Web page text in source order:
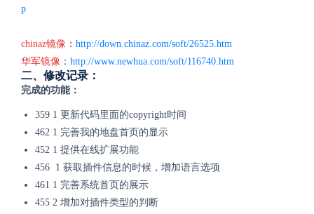
p
chinaz镜像 ： http://down.chinaz.com/soft/26525.htm
华军镜像 ： http://www.newhua.com/soft/116740.htm
二、修改记录：
完成的功能：
359 1 更新代码里面的copyright时间
462 1 完善我的地盘首页的显示
452 1 提供在线扩展功能
456 1 获取插件信息的时候，增加语言选项
461 1 完善系统首页的展示
455 2 增加对插件类型的判断